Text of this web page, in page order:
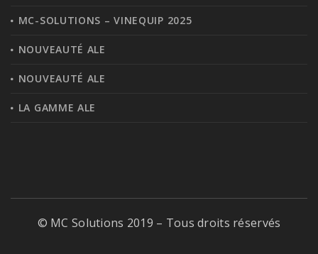
MC-SOLUTIONS – VINEQUIP 2025
NOUVEAUTÉ ALE
NOUVEAUTÉ ALE
LA GAMME ALE
© MC Solutions 2019 – Tous droits réservés